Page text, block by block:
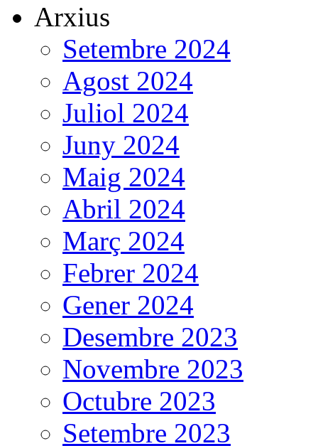
Arxius
Setembre 2024
Agost 2024
Juliol 2024
Juny 2024
Maig 2024
Abril 2024
Març 2024
Febrer 2024
Gener 2024
Desembre 2023
Novembre 2023
Octubre 2023
Setembre 2023